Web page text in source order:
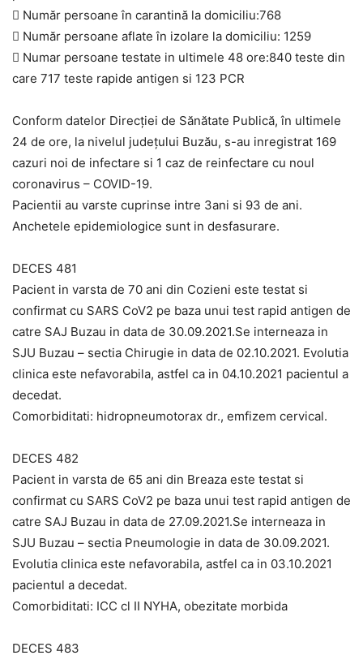
 Număr persoane în carantină la domiciliu:768
 Număr persoane aflate în izolare la domiciliu: 1259
 Numar persoane testate in ultimele 48 ore:840 teste din
care 717 teste rapide antigen si 123 PCR
Conform datelor Direcției de Sănătate Publică, în ultimele
24 de ore, la nivelul județului Buzău, s-au inregistrat 169
cazuri noi de infectare si 1 caz de reinfectare cu noul
coronavirus – COVID-19.
Pacientii au varste cuprinse intre 3ani si 93 de ani.
Anchetele epidemiologice sunt in desfasurare.
DECES 481
Pacient in varsta de 70 ani din Cozieni este testat si
confirmat cu SARS CoV2 pe baza unui test rapid antigen de
catre SAJ Buzau in data de 30.09.2021.Se interneaza in
SJU Buzau – sectia Chirugie in data de 02.10.2021. Evolutia
clinica este nefavorabila, astfel ca in 04.10.2021 pacientul a
decedat.
Comorbiditati: hidropneumotorax dr., emfizem cervical.
DECES 482
Pacient in varsta de 65 ani din Breaza este testat si
confirmat cu SARS CoV2 pe baza unui test rapid antigen de
catre SAJ Buzau in data de 27.09.2021.Se interneaza in
SJU Buzau – sectia Pneumologie in data de 30.09.2021.
Evolutia clinica este nefavorabila, astfel ca in 03.10.2021
pacientul a decedat.
Comorbiditati: ICC cl II NYHA, obezitate morbida
DECES 483